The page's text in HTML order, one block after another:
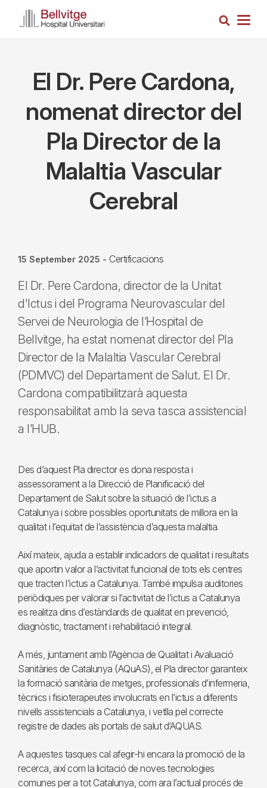
Search
El Dr. Pere Cardona,
nomenat director del
Pla Director de la
Malaltia Vascular
Cerebral
15 September 2025 - Certificacions
El Dr. Pere Cardona, director de la Unitat
d'Ictus i del Programa Neurovascular del
Servei de Neurologia de l’Hospital de
Bellvitge, ha estat nomenat director del Pla
Director de la Malaltia Vascular Cerebral
(PDMVC) del Departament de Salut. El Dr.
Cardona compatibilitzarà aquesta
responsabilitat amb la seva tasca assistencial
a l’HUB.
Des d’aquest Pla director es dona resposta i
assessorament a la Direcció de Planificació del
Departament de Salut sobre la situació de l’ictus a
Catalunya i sobre possibles oportunitats de millora en la
qualitat i l’equitat de l’assistència d’aquesta malaltia.
Així mateix, ajuda a establir indicadors de qualitat i resultats
que aportin valor a l’activitat funcional de tots els centres
que tracten l’ictus a Catalunya. També impulsa auditories
periòdiques per valorar si l’activitat de l’ictus a Catalunya
es realitza dins d’estàndards de qualitat en prevenció,
diagnòstic, tractament i rehabilitació integral.
A més, juntament amb l’Agència de Qualitat i Avaluació
Sanitàries de Catalunya (AQuAS), el Pla director garanteix
la formació sanitària de metges, professionals d’infermeria,
tècnics i fisioterapeutes involucrats en l’ictus a diferents
nivells assistencials a Catalunya, i vetlla pel correcte
registre de dades als portals de salut d’AQUAS.
A aquestes tasques cal afegir-hi encara la promoció de la
recerca, així com la licitació de noves tecnologies
comunes per a tot Catalunya, com ara l’actual procés de